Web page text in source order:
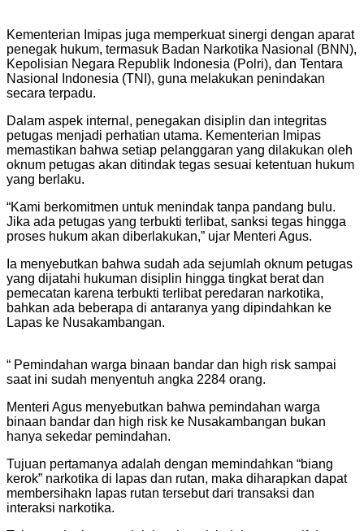
Kementerian Imipas juga memperkuat sinergi dengan aparat
penegak hukum, termasuk Badan Narkotika Nasional (BNN),
Kepolisian Negara Republik Indonesia (Polri), dan Tentara
Nasional Indonesia (TNI), guna melakukan penindakan
secara terpadu.
Dalam aspek internal, penegakan disiplin dan integritas
petugas menjadi perhatian utama. Kementerian Imipas
memastikan bahwa setiap pelanggaran yang dilakukan oleh
oknum petugas akan ditindak tegas sesuai ketentuan hukum
yang berlaku.
“Kami berkomitmen untuk menindak tanpa pandang bulu.
Jika ada petugas yang terbukti terlibat, sanksi tegas hingga
proses hukum akan diberlakukan,” ujar Menteri Agus.
Ia menyebutkan bahwa sudah ada sejumlah oknum petugas
yang dijatahi hukuman disiplin hingga tingkat berat dan
pemecatan karena terbukti terlibat peredaran narkotika,
bahkan ada beberapa di antaranya yang dipindahkan ke
Lapas ke Nusakambangan.
“ Pemindahan warga binaan bandar dan high risk sampai
saat ini sudah menyentuh angka 2284 orang.
Menteri Agus menyebutkan bahwa pemindahan warga
binaan bandar dan high risk ke Nusakambangan bukan
hanya sekedar pemindahan.
Tujuan pertamanya adalah dengan memindahkan “biang
kerok” narkotika di lapas dan rutan, maka diharapkan dapat
membersihakn lapas rutan tersebut dari transaksi dan
interaksi narkotika.